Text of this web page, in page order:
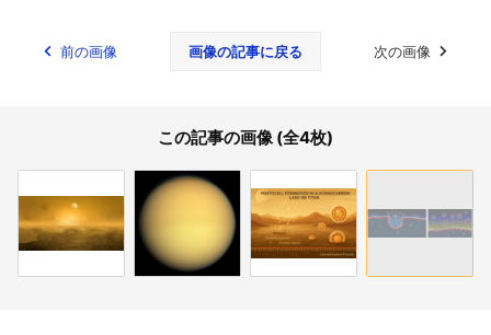
前の画像 画像の記事に戻る 次の画像
この記事の画像 (全4枚)